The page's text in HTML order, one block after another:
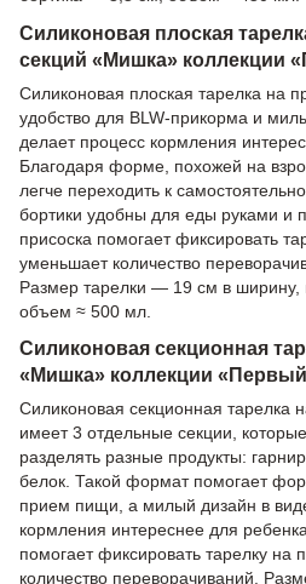
Силиконовая плоская
секций «Мишка» коллекции
Силиконовая плоская тарелка на
удобство для BLW-прикорма и
делает процесс кормления
Благодаря форме, похожей на
легче переходить к
бортики удобны для еды руками и
присоска помогает фиксировать
уменьшает количество
Размер тарелки — 19 см в ширину,
объем ≈ 500 мл.
Силиконовая секционная
«Мишка» коллекции
Силиконовая секционная тарелка
имеет 3 отдельные секции,
разделять разные продукты:
белок. Такой формат помогает
прием пищи, а милый дизайн в
кормления интереснее для
помогает фиксировать тарелку на
количество переворачиваний.